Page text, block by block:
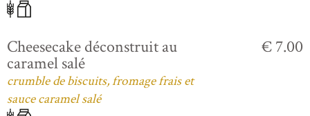
Cheesecake déconstruit au
caramel salé
crumble de biscuits, fromage frais et
sauce caramel salé
€ 7.00